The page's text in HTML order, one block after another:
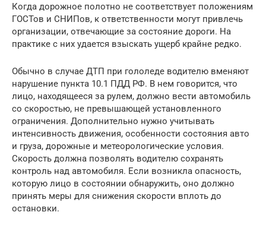
Когда дорожное полотно не соответствует положениям
ГОСТов и СНИПов, к ответственности могут привлечь
организации, отвечающие за состояние дороги. На
практике с них удается взыскать ущерб крайне редко.
Обычно в случае ДТП при гололеде водителю вменяют
нарушение пункта 10.1 ПДД РФ. В нем говорится, что
лицо, находящееся за рулем, должно вести автомобиль
со скоростью, не превышающей установленного
ограничения. Дополнительно нужно учитывать
интенсивность движения, особенности состояния авто
и груза, дорожные и метеорологические условия.
Скорость должна позволять водителю сохранять
контроль над автомобиля. Если возникла опасность,
которую лицо в состоянии обнаружить, оно должно
принять меры для снижения скорости вплоть до
остановки.